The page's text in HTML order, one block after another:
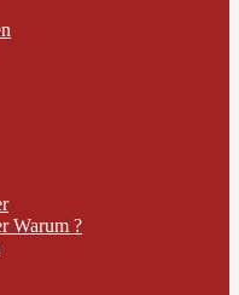
Warum ?